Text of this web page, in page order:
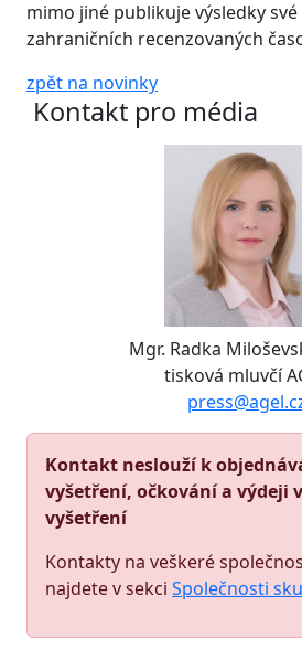
mimo jiné publikuje výsledky své
zahraničních recenzovaných
zpět na novinky
Kontakt pro média
Mgr. Radka
tisková mluvčí
Kontakt neslouží k
vyšetření, očkování a výdeji
vyšetření
Kontakty na veškeré
najdete v sekci Společnosti